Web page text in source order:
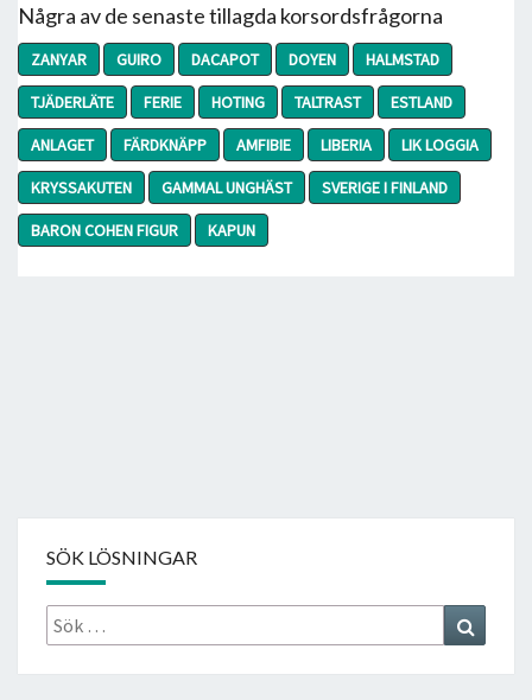
Några av de senaste tillagda korsordsfrågorna
ZANYAR GUIRO DACAPOT DOYEN
HALMSTAD
TJÄDERLÄTE
FERIE HOTING TALTRAST
ESTLAND
ANLAGET
FÄRDKNÄPP AMFIBIE LIBERIA
LIK LOGGIA
KRYSSAKUTEN
GAMMAL UNGHÄST
SVERIGE I FINLAND
BARON COHEN FIGUR
KAPUN
SÖK LÖSNINGAR
Sök
efter: